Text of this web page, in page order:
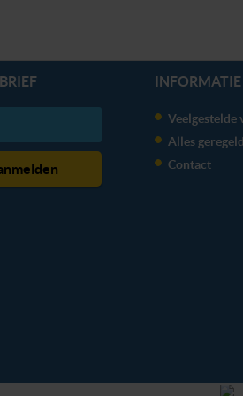
INFORMATIE
Veelgestelde
Alles
Contact